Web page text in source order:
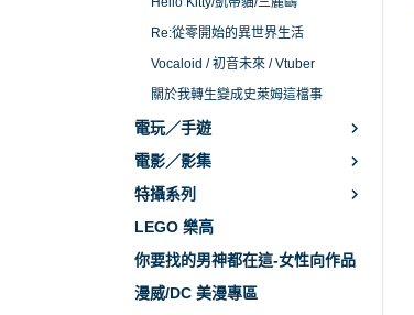
Re:從零開始的異世界生活
Vocaloid / 初音未來 / Vtuber
關於我轉生變成史萊姆這檔事
電玩／手遊
電影／影集
特攝系列
LEGO 樂高
你要找的男神都在這-女性向作品
漫威/DC 美漫專區